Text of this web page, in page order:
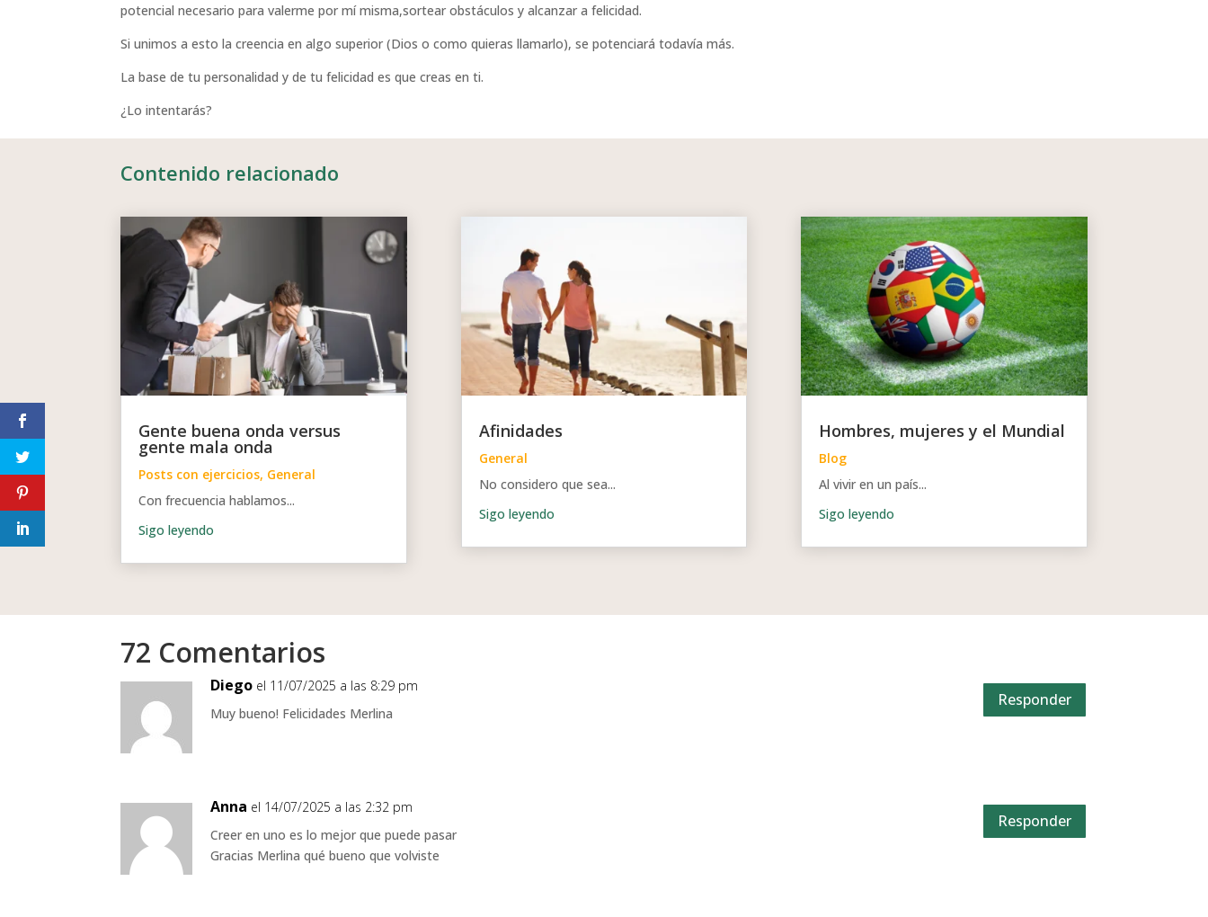
potencial necesario para valerme por mí misma,sortear obstáculos y alcanzar a felicidad.
Si unimos a esto la creencia en algo superior (Dios o como quieras llamarlo), se potenciará todavía más.
La base de tu personalidad y de tu felicidad es que creas en ti.
¿Lo intentarás?
Contenido relacionado
Gente buena onda versus
gente mala onda
Posts con ejercicios, General
Con frecuencia hablamos...
Afinidades
General
No considero que sea...
Hombres, mujeres y el Mundial
Blog
Al vivir en un país...
72 Comentarios
Diego el 11/07/2025 a las 8:29 pm
Muy bueno! Felicidades Merlina
Responder
Anna el 14/07/2025 a las 2:32 pm
Creer en uno es lo mejor que puede pasar
Gracias Merlina qué bueno que volviste
Responder